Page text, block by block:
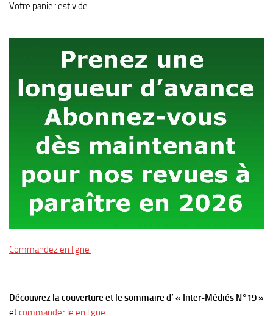
Votre panier est vide.
Commandez en ligne
Découvrez la couverture et le sommaire d’ « Inter-Médiés N°19 »
etcommander le en ligne